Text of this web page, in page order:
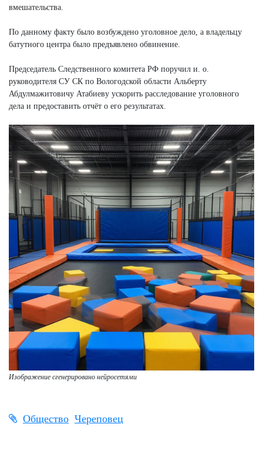
вмешательства.
По данному факту было возбуждено уголовное дело, а владельцу
батутного центра было предъявлено обвинение.
Председатель Следственного комитета РФ поручил и. о.
руководителя СУ СК по Вологодской области Альберту
Абдулмажитовичу Атабиеву ускорить расследование уголовного
дела и предоставить отчёт о его результатах.
Изображение сгенерировано нейросетями
Общество Череповец